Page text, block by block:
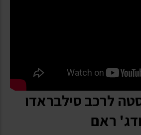
לרכב סילבראדו